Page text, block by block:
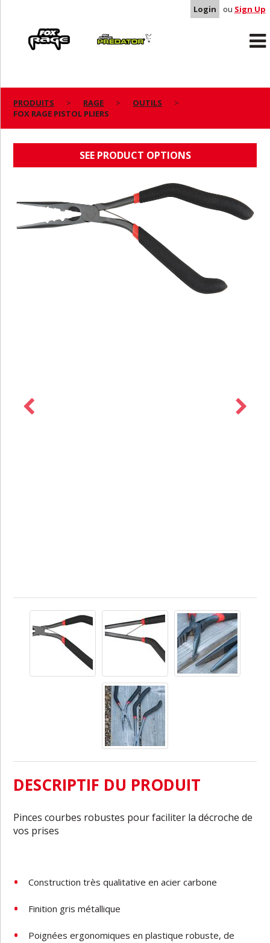
Login ou Sign Up
Predator
PRODUITS RAGE
OUTILS
FOX RAGE PISTOL PLIERS
SEE PRODUCT OPTIONS
DESCRIPTIF DU PRODUIT
Pinces courbes robustes pour faciliter la décroche de
vos prises
Construction très qualitative en acier carbone
Finition gris métallique
Poignées ergonomiques en plastique robuste, de